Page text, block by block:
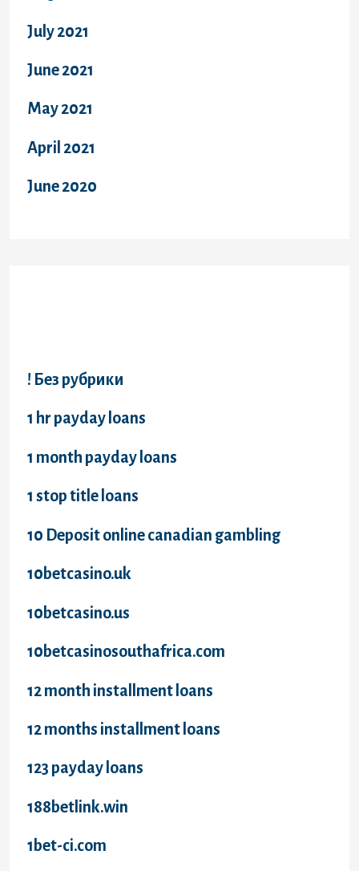
July 2021
June 2021
May 2021
April 2021
June 2020
! Без рубрики
1 hr payday loans
1 month payday loans
1 stop title loans
10 Deposit online canadian gambling
10betcasino.uk
10betcasino.us
10betcasinosouthafrica.com
12 month installment loans
12 months installment loans
123 payday loans
188betlink.win
1bet-ci.com